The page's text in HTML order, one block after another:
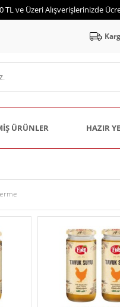
TL ve Üzeri Alışverişlerinizde
ÜRÜNLER HAZIR